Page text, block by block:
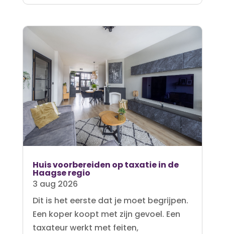
Huis voorbereiden op taxatie in de
Haagse regio
3 aug 2026
Dit is het eerste dat je moet begrijpen.
Een koper koopt met zijn gevoel. Een
taxateur werkt met feiten,